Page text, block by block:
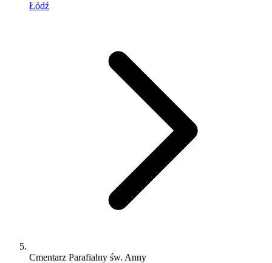
Łódź
Cmentarz Parafialny św. Anny